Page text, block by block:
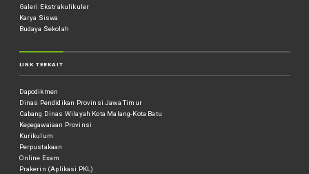
Galeri Ekstrakulikuler
Karya Siswa
Budaya Sekolah
LINK TERKAIT
Dapodikmen
Dinas Pendidikan Provinsi Jawa Timur
Cabang Dinas Wilayah Kota Malang-Kota Batu
Kepegawaiaan Provinsi
Kurikulum
Perpustakaan
Online Exam
Prakerin (Aplikasi PKL)